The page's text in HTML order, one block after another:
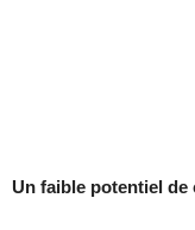
Un faible potentiel